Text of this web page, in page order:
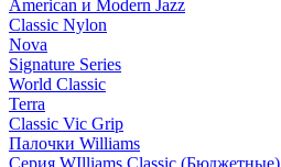
American и Modern Jazz
Classic Nylon
Nova
Signature Series
World Classic
Terra
Classic Vic Grip
Палочки Williams
Серия WIlliams Classic (Бюджетные)